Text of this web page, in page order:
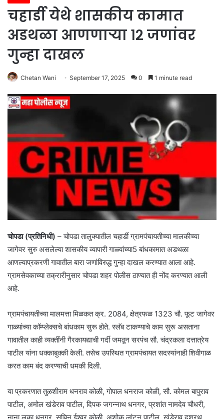
चहार्डी येथे शासकीय कामात
अडथळा आणणाऱ्या १२ जणांवर
गुन्हा दाखल
Chetan Wani September 17, 2025 0 1 minute read
चोपडा (प्रतिनिधी) – चोपडा तालुक्यातील चहार्डी ग्रामपंचायतीच्या मालकीच्या
जागेवर सुरु असलेल्या शासकीय व्यापारी गाळ्यांच्या5 बांधकामात अडथळा
आणल्याप्रकरणी गावातील बारा जणांविरुद्ध गुन्हा दाखल करण्यात आला आहे.
ग्रामसेवकाच्या तक्रारीनुसार चोपडा शहर पोलीस ठाण्यात ही नोंद करण्यात आली
आहे.
ग्रामपंचायतीच्या मालमत्ता मिळकत क्र. 2084, क्षेत्रफळ 1323 चौ. फूट जागेवर
गाळ्यांच्या कॉम्प्लेक्सचे बांधकाम सुरू होते. स्लॅब टाकण्याचे काम सुरू असताना
गावातील काही व्यक्तींनी गैरकायद्याची गर्दी जमवून सरपंच सौ. चंद्रकला दत्तात्रेय
पाटील यांना धक्काबुक्की केली. तसेच उपस्थित ग्रामपंचायत सदस्यांनाही शिवीगाळ
करत काम बंद करण्याची धमकी दिली.
या प्रकरणात तुळशीराम धनराव कोळी, गोपाल धनराज कोळी, सौ. कोमल बापुराव
पाटील, अमोल खंडेराव पाटील, दिपक जगन्नाथ धनगर, प्रशांत नामदेव चौधरी,